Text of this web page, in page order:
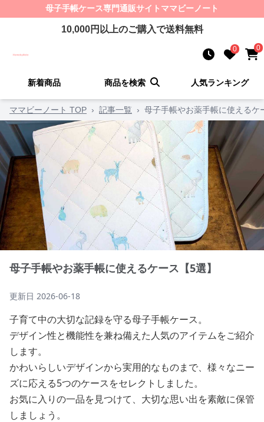
母子手帳ケース専門通販サイト ママビーノート
10,000円以上のご購入で送料無料
0 0
新着商品 商品を検索 人気ランキング
ママビーノート TOP › 記事一覧 › 母子手帳やお薬手帳に使えるケ
母子手帳やお薬手帳に使えるケース【5選】
更新日 2026-06-18
子育て中の大切な記録を守る母子手帳ケース。
デザイン性と機能性を兼ね備えた人気のアイテムをご紹介
します。
かわいらしいデザインから実用的なものまで、様々なニー
ズに応える5つのケースをセレクトしました。
お気に入りの一品を見つけて、大切な思い出を素敵に保管
しましょう。